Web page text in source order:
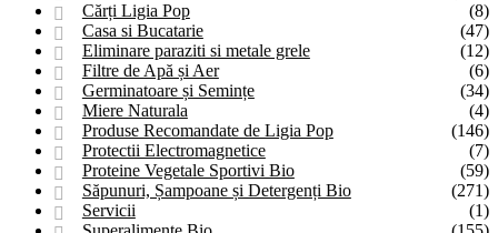
Cărți Ligia Pop
(8)
Casa si Bucatarie
(47)
Eliminare paraziti si metale grele
(12)
Filtre de Apă și Aer
(6)
Germinatoare și Semințe
(34)
Miere Naturala
(4)
Produse Recomandate de Ligia Pop
(146)
Protectii Electromagnetice
(7)
Proteine Vegetale Sportivi Bio
(59)
Săpunuri, Șampoane și Detergenți Bio
(271)
Servicii
(1)